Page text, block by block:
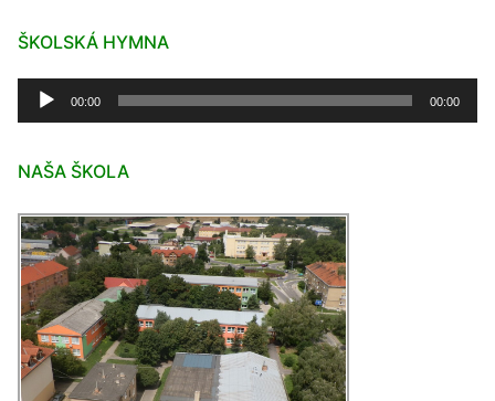
ŠKOLSKÁ HYMNA
Audio
prehrávač
00:00 00:00
NAŠA ŠKOLA